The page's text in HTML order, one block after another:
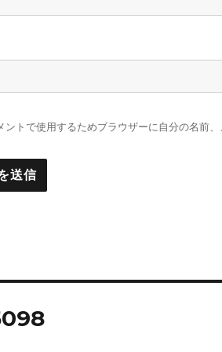
ントで使用するためブラウザーに自分の名前